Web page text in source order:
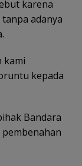
karena
adanya
kami
kepada
Bandara